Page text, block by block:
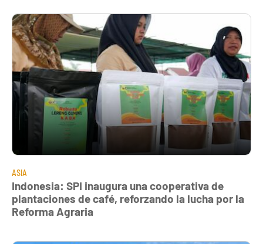
ASIA
Indonesia: SPI inaugura una cooperativa de
plantaciones de café, reforzando la lucha por la
Reforma Agraria